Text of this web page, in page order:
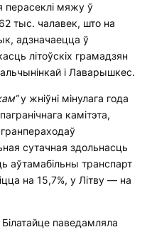
перасеклі мяжу ў
тыс. чалавек, што на
адзначаецца ў
літоўскіх грамадзян
і Лаварышкес.
у жніўні мінулага года
камітэта,
сутачная здольнасць
аўтамабільны транспарт
на 15,7%, у Літву — на
паведамляла